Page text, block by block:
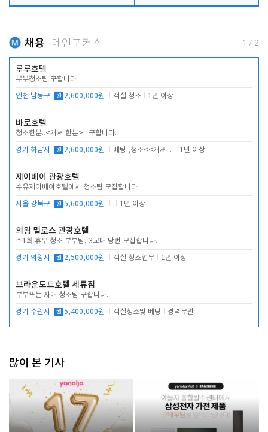
채용 메인포커스 1 / 2
루루호텔
부부청소팀 구합니다
인천 남동구 월 2,600,000원 객실 청소 1년 이상
바로호텔
청소한분..<캐셔 한분>.. 구합니다.
경기 하남시 월 2,600,000원 베팅.,청소<<캐셔 모셔봅니다. 1년 이상
제이베이 관광호텔
수유제이베이호텔에서 청소팀 모집합니다
서울 강북구 월 5,600,000원 1년 이상
의왕 밀로스 관광호텔
주1회 휴무 청소 부부팀, 3교대 당번 모집합니다.
경기 의왕시 월 2,500,000원 객실 청소업무 1년 이상
브라운도트호텔 세류점
부부또는 자매 청소팀 구합니다.
경기 수원시 월 5,400,000원 객실청소및 베팅 경력무관
많이 본 기사